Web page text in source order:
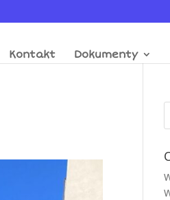
Kontakt Dokumenty